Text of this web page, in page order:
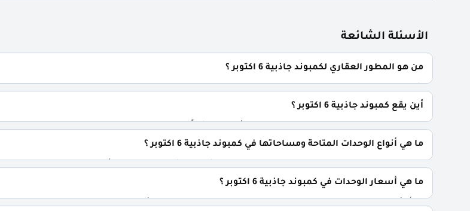
الأسئلة الشائعة
من هو المطور العقاري لكمبوند جاذبية 6 اكتوبر ؟
أين يقع كمبوند جاذبية 6 اكتوبر ؟
ما هي أنواع الوحدات المتاحة ومساحاتها في كمبوند جاذبية 6 اكتوبر ؟
ما هي أسعار الوحدات في كمبوند جاذبية 6 اكتوبر ؟